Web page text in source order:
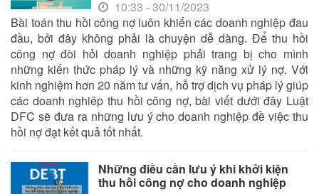
10:33 - 30/11/2023
Bài toán thu hồi công nợ luôn khiến các doanh nghiệp đau
đầu, bởi đây không phải là chuyện dễ dàng. Để thu hồi
công nợ đòi hỏi doanh nghiệp phải trang bị cho mình
những kiến thức pháp lý và những kỹ năng xử lý nợ. Với
kinh nghiệm hơn 20 năm tư vấn, hỗ trợ dịch vụ pháp lý giúp
các doanh nghiêp thu hồi công nợ, bài viết dưới đây Luật
DFC sẽ đưa ra những lưu ý cho doanh nghiệp đề việc thu
hồi nợ đạt kết quả tốt nhất.
Những điều cần lưu ý khi khởi kiện
thu hồi công nợ cho doanh nghiệp